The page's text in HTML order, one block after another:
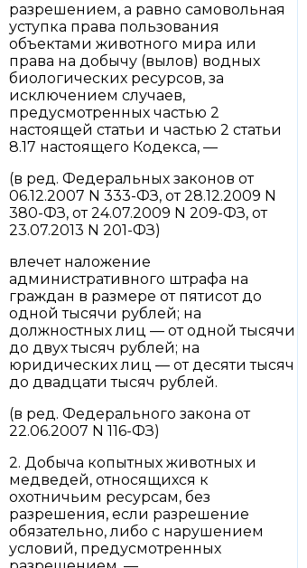
разрешением, а равно самовольная
уступка права пользования
объектами животного мира или
права на добычу (вылов) водных
биологических ресурсов, за
исключением случаев,
предусмотренных частью 2
настоящей статьи и частью 2 статьи
8.17 настоящего Кодекса, —
(в ред. Федеральных законов от
06.12.2007 N 333-ФЗ, от 28.12.2009 N
380-ФЗ, от 24.07.2009 N 209-ФЗ, от
23.07.2013 N 201-ФЗ)
влечет наложение
административного штрафа на
граждан в размере от пятисот до
одной тысячи рублей; на
должностных лиц — от одной тысячи
до двух тысяч рублей; на
юридических лиц — от десяти тысяч
до двадцати тысяч рублей.
(в ред. Федерального закона от
22.06.2007 N 116-ФЗ)
2. Добыча копытных животных и
медведей, относящихся к
охотничьим ресурсам, без
разрешения, если разрешение
обязательно, либо с нарушением
условий, предусмотренных